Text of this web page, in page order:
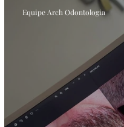
Equipe Arch Odontologia